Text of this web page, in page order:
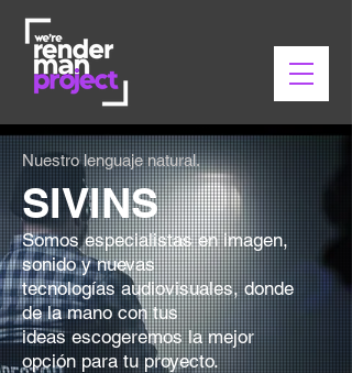
Nuestro lenguaje natural.
SIVINS
Somos especialistas en imagen,
sonido y nuevas
tecnologías audiovisuales, donde
de la mano con tus
ideas escogeremos la mejor
opción para tu proyecto.